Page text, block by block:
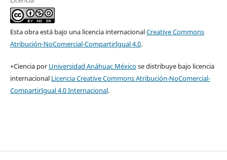
pensamientos positivos. México: Pax; 2021.
Esta obra está bajo una licencia internacionalCreative Commons
Atribución-NoComercial-CompartirIgual 4.0.
+Ciencia por Universidad Anáhuac Méxicose distribuye bajo licencia
internacional Licencia Creative Commons Atribución-NoComercial-
CompartirIgual 4.0 Internacional.